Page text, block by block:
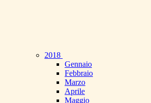
2018
Gennaio
Febbraio
Marzo
Aprile
Maggio